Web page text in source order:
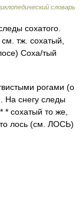
словарь
сохатого.
тж. сохатый,
Соха/тый
рогами (о
На снегу следы
* сохатый то же,
лось (см. ЛОСЬ)